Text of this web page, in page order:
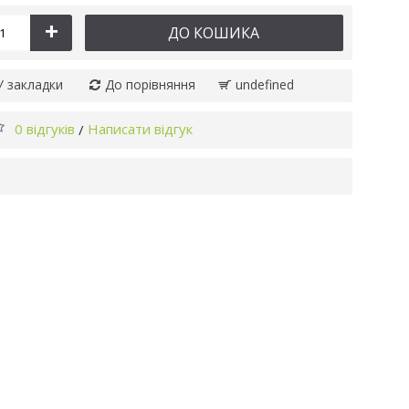
+ ДО КОШИКА
закладки До порівняння undefined
0 відгуків / Написати відгук